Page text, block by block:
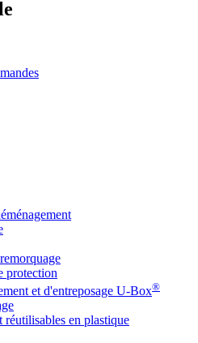
protection
et d'entreposage U-Box®
réutilisables en plastique